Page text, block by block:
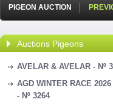
PIGEON AUCTION
Auctions Pigeons
AVELAR & AVELAR - Nº
AGD WINTER RACE
- Nº 3264